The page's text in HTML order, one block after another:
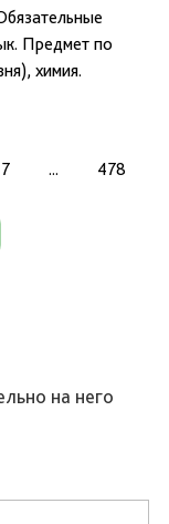
Предмет по
химия.
7 ... 478
на него